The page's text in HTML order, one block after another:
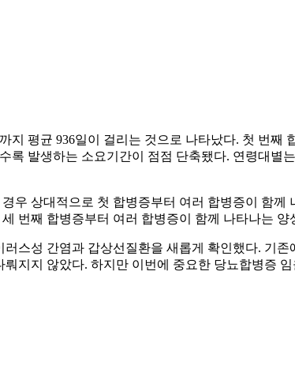
평균 936일이 걸리는 것으로 나타났다. 첫 번째
록 발생하는 소요기간이 점점 단축됐다. 연령대별
우 상대적으로 첫 합병증부터 여러 합병증이 함
번째 합병증부터 여러 합병증이 함께 나타나는 양
스성 간염과 갑상선질환을 새롭게 확인했다. 기
지지 않았다. 하지만 이번에 중요한 당뇨합병증